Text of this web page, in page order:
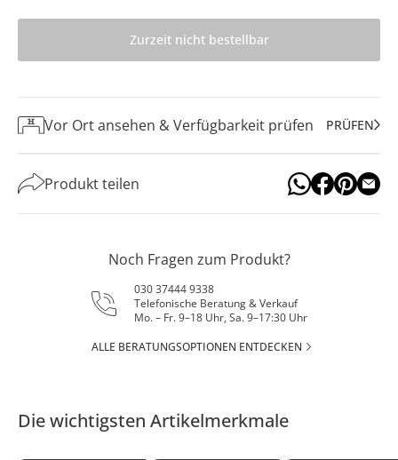
Zurzeit nicht bestellbar
Vor Ort ansehen & Verfügbarkeit prüfen PRÜFEN
Produkt teilen
Noch Fragen zum Produkt?
030 37444 9338
Telefonische Beratung & Verkauf
Mo. – Fr. 9–18 Uhr, Sa. 9–17:30 Uhr
ALLE BERATUNGSOPTIONEN ENTDECKEN
Die wichtigsten Artikelmerkmale